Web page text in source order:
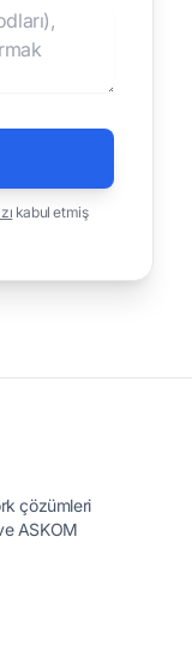
kabul etmiş
çözümleri
ASKOM